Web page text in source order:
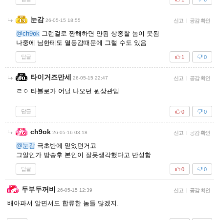
눈감 26-05-15 18:55 신고 | 공감 확인
@ch9ok 그런걸로 짠해하면 안됨 상종할 놈이 못됨
나중에 님한테도 열등감때문에 그럴 수도 있음
답글 0
1
타이거즈만세 26-05-15 22:47 신고 | 공감 확인
ㄹㅇ 타블로가 어딜 나오던 뭔상관임
답글 0
0
ch9ok 26-05-16 03:18 신고 | 공감 확인
@눈감 극초반에 믿었던거고
그알인가 방송후 본인이 잘못생각했다고 반성함
답글 0
0
두부두꺼비 26-05-15 12:39 신고 | 공감 확인
배아파서 알면서도 합류한 놈들 많겠지.